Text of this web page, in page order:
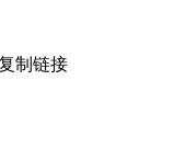
制链接